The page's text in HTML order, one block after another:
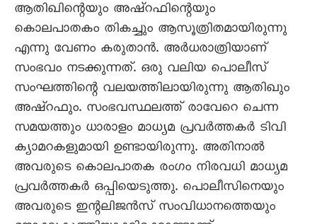
ആതിഖിന്റെയും അഷ്റഫിന്റെയും
കൊലപാതകം തികച്ചും ആസൂത്രിതമായിരുന്നു
എന്നു വേണം കരുതാൻ. അർധരാത്രിയാണ്
സംഭവം നടക്കുന്നത്. ഒരു വലിയ പൊലീസ്
സംഘത്തിന്റെ വലയത്തിലായിരുന്നു ആതിഖും
അഷ്റഫും. സംഭവസ്ഥലത്ത് രാവേറെ ചെന്ന
സമയത്തും ധാരാളം മാധ്യമ പ്രവർത്തകർ ടിവി
ക്യാമറകളുമായി ഉണ്ടായിരുന്നു. അതിനാൽ
അവരുടെ കൊലപാതക രംഗം നിരവധി മാധ്യമ
പ്രവർത്തകർ ഒപ്പിയെടുത്തു. പൊലീസിനെയും
അവരുടെ ഇന്റലിജൻസ് സംവിധാനത്തെയും